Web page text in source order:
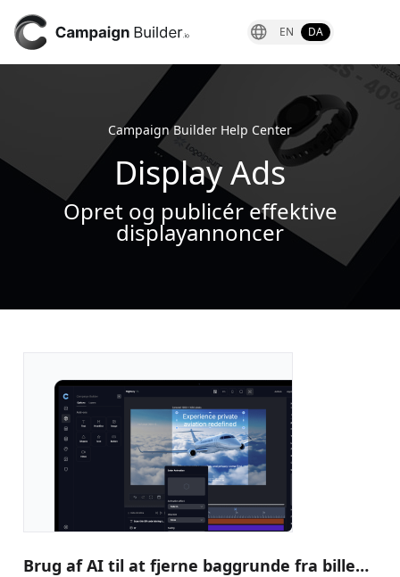
EN DA
Campaign Builder Help Center
Display Ads
Opret og publicér effektive
displayannoncer
Brug af AI til at fjerne baggrunde fra billeder